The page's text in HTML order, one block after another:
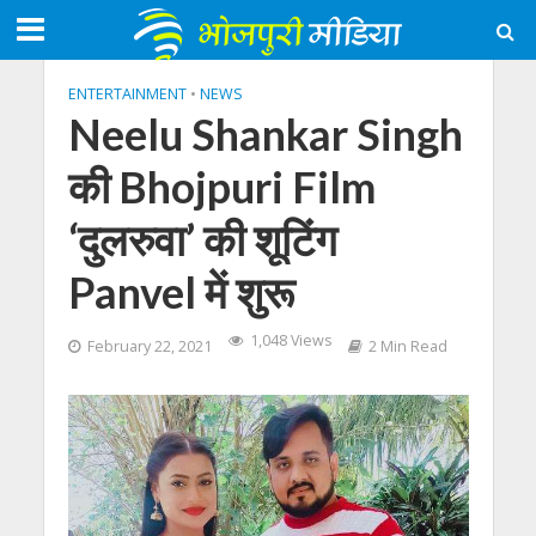
ENTERTAINMENT • NEWS
Neelu Shankar Singh
की Bhojpuri Film
‘दुलरुवा’ की शूटिंग
Panvel में शुरू
February 22, 2021 1,048 Views 2 Min Read